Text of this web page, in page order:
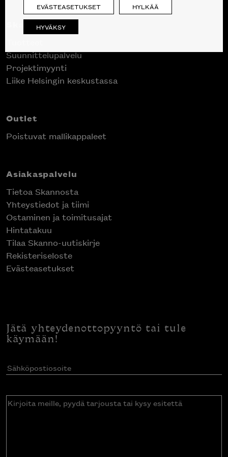
Skanno
Suunnittelupalvelu
Projektimyynti
Liike Helsingin keskustassa
Outlet
Poistuvat mallikappaleet
Asiakaspalvelu
Tietoa Skannosta
Yhteystiedot ja tiimi
Ostaminen ja toimitusajat
Hintatakuu
Tilaa Skanno-uutiskirje
Rekisteriseloste
Evästeasetukset
Jätä yhteydenottopyyntö tai tule
käymään!
Sähköpostiosoite(Pakollinen)
Kirjoita
EVÄSTEASETUKSET HYLKÄÄ
HYVÄKSY